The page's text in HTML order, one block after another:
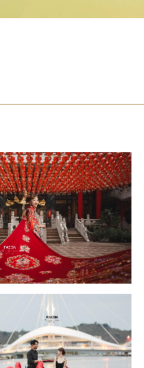
喜上眉梢
瀏覽攝影作品
心動超跑